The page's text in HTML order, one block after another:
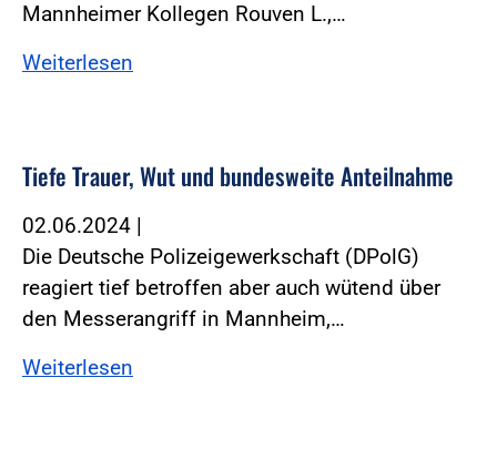
Mannheimer Kollegen Rouven L.,…
Weiterlesen
Tiefe Trauer, Wut und bundesweite Anteilnahme
02.06.2024 |
Die Deutsche Polizeigewerkschaft (DPolG)
reagiert tief betroffen aber auch wütend über
den Messerangriff in Mannheim,…
Weiterlesen